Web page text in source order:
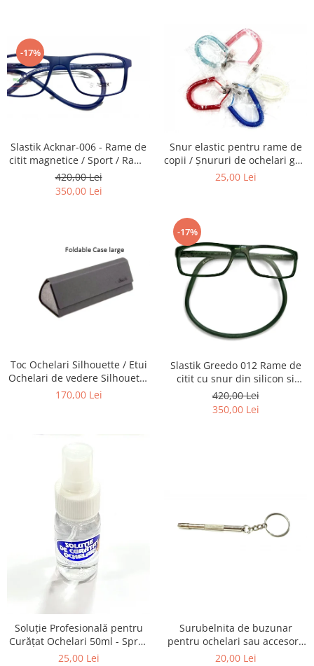
Metal + Plastic
Titan + Aur
Titan + silicon
Ultem
Ben.X
Blumarine
Carolina Herrera
Dunhill
Emporio Armani
Gucci
Jean Louis Bertier
Montblanc
Moonlight
Nina Ricci
Point
Polaroid
Telefoane etc
-17%
Slastik Acknar-006 - Rame de
citit magnetice / Sport / Rame
Ochelari de Vedere Slastik
420,00 Lei
350,00 Lei
Snur elastic pentru rame de
copii / Șnururi de ochelari gen
Arc.
25,00 Lei
Toc Ochelari Silhouette / Etui
Ochelari de vedere Silhouette
Titan Foldable case + Laveta
170,00 Lei
-17%
Slastik Greedo 012 Rame de
citit cu snur din silicon si
magnet la nas.
420,00 Lei
350,00 Lei
Soluție Profesională pentru
Curățat Ochelari 50ml - Spray
Anti-Urme pentru Lentile,
25,00 Lei
Surubelnita de buzunar
pentru ochelari sau accesorii
mici.
20,00 Lei